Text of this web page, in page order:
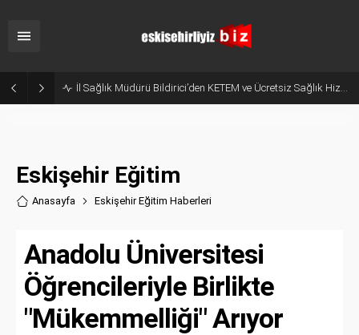
Hani Eskişehir Kaleydi? Yeni Parti’ye Geçişte Hesaplar Tutmadı!
Eskişehir Eğitim
Anasayfa Eskişehir Eğitim Haberleri
Anadolu Üniversitesi
Öğrencileriyle Birlikte
"Mükemmelliği" Arıyor